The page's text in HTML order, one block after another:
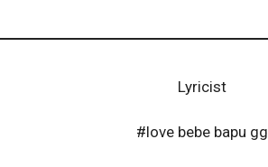
Lyricist
#love bebe bapu gg